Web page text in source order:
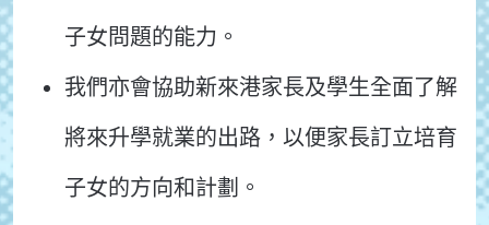
子女問題的能力。
我們亦會協助新來港家長及學生全面了解
將來升學就業的出路，以便家長訂立培育
子女的方向和計劃。